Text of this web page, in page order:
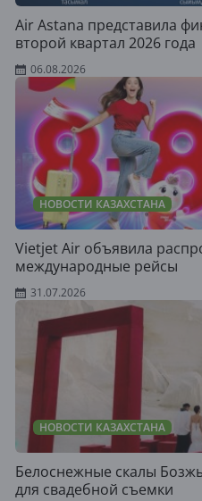
Air Astana представила
второй квартал 2026 года
06.08.2026
НОВОСТИ КАЗАХСТАНА
Vietjet Air объявила
международные рейсы
31.07.2026
НОВОСТИ КАЗАХСТАНА
Белоснежные скалы
для свадебной съемки